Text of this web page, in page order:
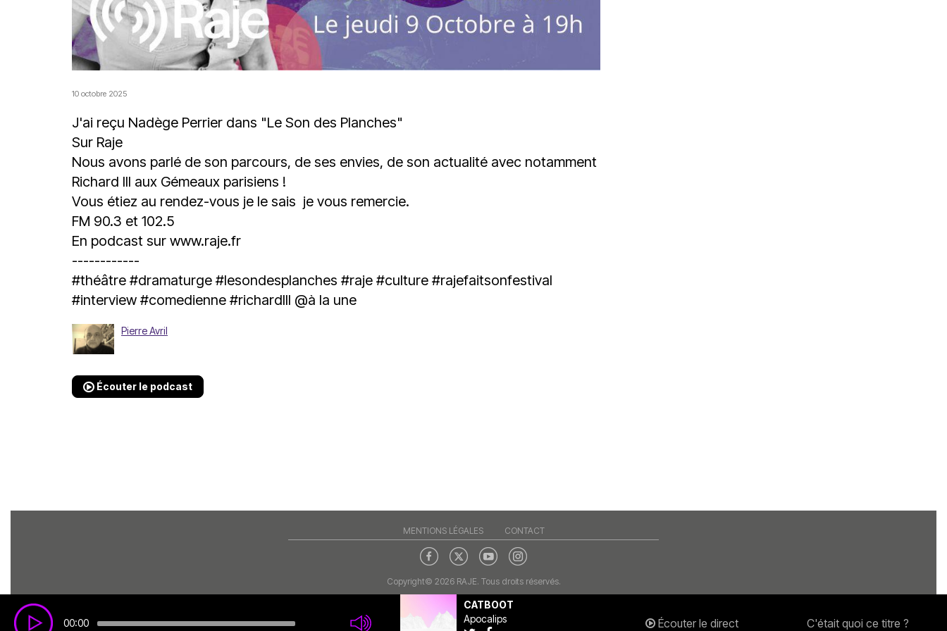
10 octobre 2025
J'ai reçu Nadège Perrier dans "Le Son des Planches"
Sur Raje
Nous avons parlé de son parcours, de ses envies, de son actualité avec notamment
Richard III aux Gémeaux parisiens !
Vous étiez au rendez-vous je le sais je vous remercie.
FM 90.3 et 102.5
En podcast sur www.raje.fr
------------
#théâtre #dramaturge #lesondesplanches #raje #culture #rajefaitsonfestival
#interview #comedienne #richardIII @à la une
Pierre Avril
Écouter le podcast
00:00
CATBOOT
Apocalips
Écouter le direct C'était quoi ce titre ?
MENTIONS LÉGALES CONTACT
Copyright© 2026 RAJE. Tous droits réservés.